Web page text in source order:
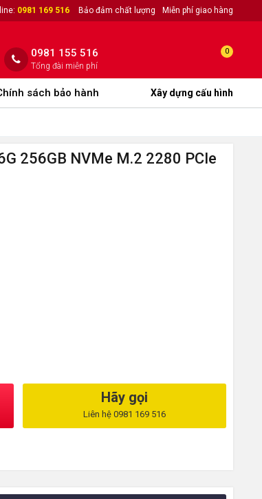
0981 169 516 Bảo đảm chất lượng Miễn phí giao hàng
0981 155 516
Tổng đài miễn phí
0
sách bảo hành Xây dựng cấu hình
256GB NVMe M.2 2280 PCIe
Hãy gọi
Liên hệ 0981 169 516